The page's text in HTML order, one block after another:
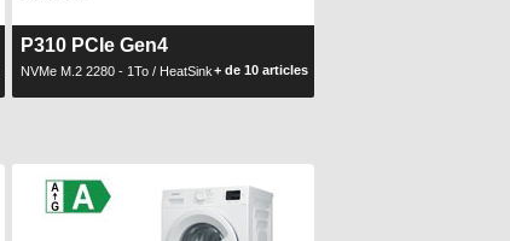
P310 PCIe Gen4
NVMe M.2 2280 - 1To / HeatSink+ de 10 articles